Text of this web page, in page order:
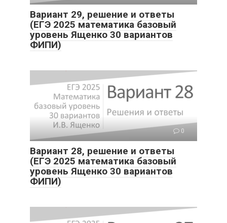
Вариант 29, решение и ответы
(ЕГЭ 2025 математика базовый
уровень Ященко 30 вариантов
ФИПИ)
0
Вариант 28, решение и ответы
(ЕГЭ 2025 математика базовый
уровень Ященко 30 вариантов
ФИПИ)